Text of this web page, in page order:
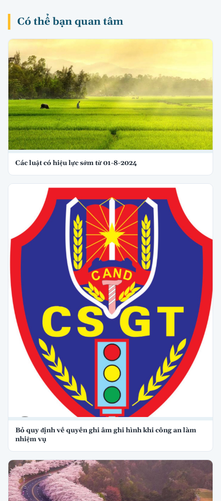
Có thể bạn quan tâm
Các luật có hiệu lực sớm từ 01-8-2024
Bỏ quy định về quyền ghi âm ghi hình khi công an làm
nhiệm vụ